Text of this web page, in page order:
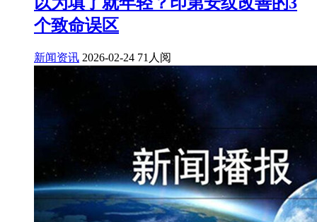
个致命误区
新闻资讯 2026-02-24 71人阅